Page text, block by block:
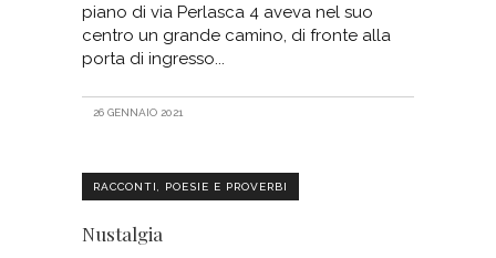
piano di via Perlasca 4 aveva nel suo
centro un grande camino, di fronte alla
porta di ingresso
26 GENNAIO 2021
RACCONTI, POESIE E PROVERBI
Nustalgia